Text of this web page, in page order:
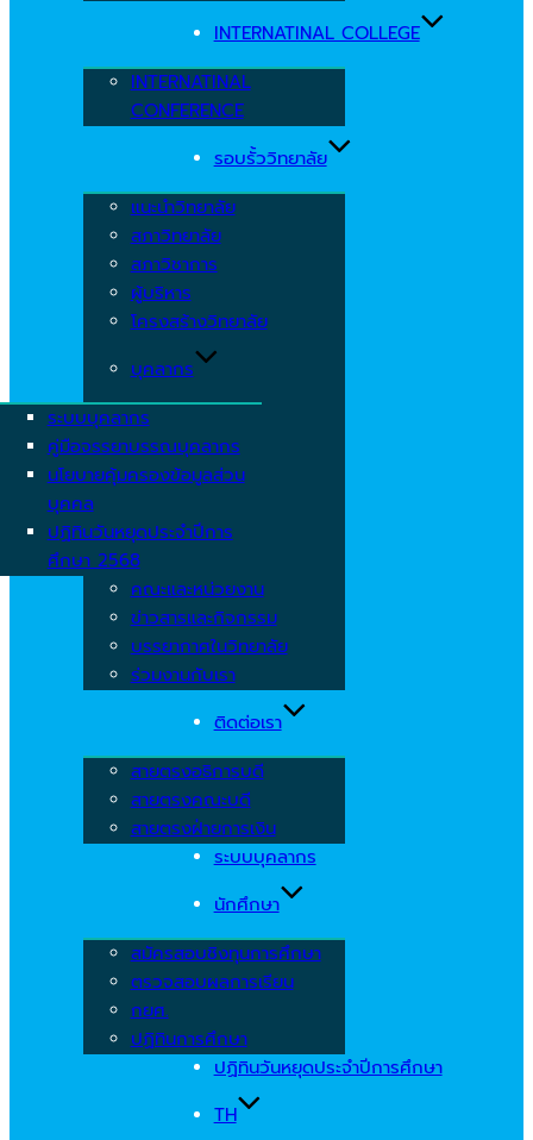
INTERNATINAL COLLEGE
INTERNATINAL
CONFERENCE
รอบรั้ววิทยาลัย
แนะนำวิทยาลัย
สภาวิทยาลัย
สภาวิชาการ
ผู้บริหาร
โครงสร้างวิทยาลัย
บุคลากร
ระบบบุคลากร
คู่มือจรรยาบรรณบุคลากร
นโยบายคุ้มครองข้อมูลส่วน
บุคคล
ปฏิทินวันหยุดประจำปีการ
ศึกษา 2568
คณะและหน่วยงาน
ข่าวสารและกิจกรรม
บรรยากาศในวิทยาลัย
ร่วมงานกับเรา
ติดต่อเรา
สายตรงอธิการบดี
สายตรงคณะบดี
สายตรงฝ่ายการเงิน
ระบบบุคลากร
นักศึกษา
สมัครสอบชิงทุนการศึกษา
ตรวจสอบผลการเรียน
กยศ.
ปฏิทินการศึกษา
ปฏิทินวันหยุดประจำปีการศึกษา
TH